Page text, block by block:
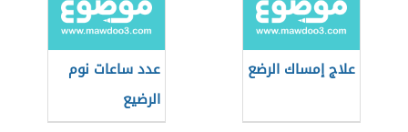
علاج إمساك الرضع
عدد ساعات نوم
الرضيع